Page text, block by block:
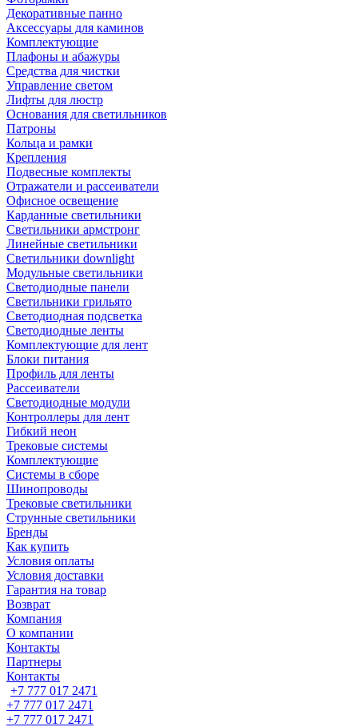
Декоративные панно
Аксессуары для каминов
Комплектующие
Плафоны и абажуры
Средства для чистки
Управление светом
Лифты для люстр
Основания для светильников
Патроны
Кольца и рамки
Крепления
Подвесные комплекты
Отражатели и рассеиватели
Офисное освещение
Карданные светильники
Светильники армстронг
Линейные светильники
Светильники downlight
Модульные светильники
Светодиодные панели
Светильники грильято
Светодиодная подсветка
Светодиодные ленты
Комплектующие для лент
Блоки питания
Профиль для ленты
Рассеиватели
Светодиодные модули
Контроллеры для лент
Гибкий неон
Трековые системы
Комплектующие
Системы в сборе
Шинопроводы
Трековые светильники
Струнные светильники
Бренды
Как купить
Условия оплаты
Условия доставки
Гарантия на товар
Возврат
Компания
О компании
Контакты
Партнеры
Контакты
+7 777 017 2471
+7 777 017 2471
+7 777 017 2471